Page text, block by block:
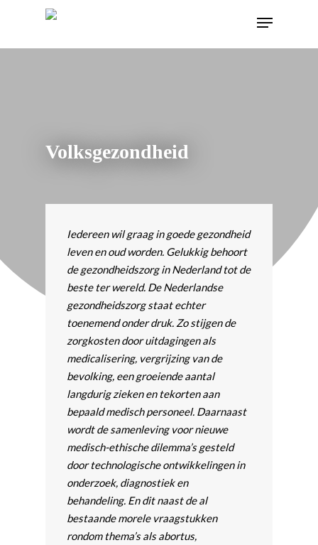
Volksgezondheid
Iedereen wil graag in goede gezondheid
leven en oud worden. Gelukkig behoort
de gezondheidszorg in Nederland tot de
beste ter wereld. De Nederlandse
gezondheidszorg staat echter
toenemend onder druk. Zo stijgen de
zorgkosten door uitdagingen als
medicalisering, vergrijzing van de
bevolking, een groeiende aantal
langdurig zieken en tekorten aan
bepaald medisch personeel. Daarnaast
wordt de samenleving voor nieuwe
medisch-ethische dilemma’s gesteld
door technologische ontwikkelingen in
onderzoek, diagnostiek en
behandeling. En dit naast de al
bestaande morele vraagstukken
rondom thema’s als abortus,